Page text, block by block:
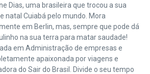
Dias, uma brasileira que trocou a sua
natal Cuiabá pelo mundo. Mora
em Berlin, mas, sempre que pode dá
na sua terra para matar saudade!
em Administração de empresas e
apaixonada por viagens e
do Sair do Brasil. Divide o seu tempo